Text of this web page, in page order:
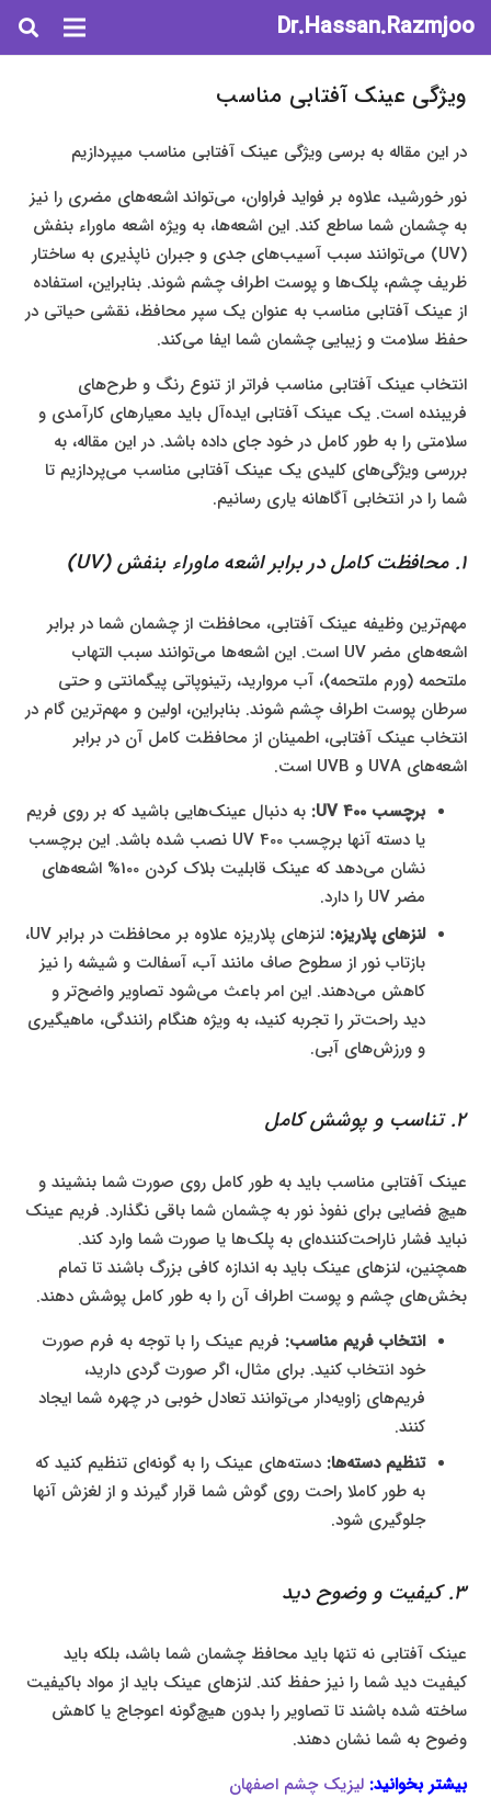
Dr.Hassan.Razmjoo
ویژگی عینک آفتابی مناسب
در این مقاله به برسی ویژگی عینک آفتابی مناسب میپردازیم
نور خورشید، علاوه بر فواید فراوان، می‌تواند اشعه‌های مضری را نیز
به چشمان شما ساطع کند. این اشعه‌ها، به ویژه اشعه ماوراء بنفش
(UV) می‌توانند سبب آسیب‌های جدی و جبران ناپذیری به ساختار
ظریف چشم، پلک‌ها و پوست اطراف چشم شوند. بنابراین، استفاده
از عینک آفتابی مناسب به عنوان یک سپر محافظ، نقشی حیاتی در
حفظ سلامت و زیبایی چشمان شما ایفا می‌کند.
انتخاب عینک آفتابی مناسب فراتر از تنوع رنگ و طرح‌های
فریبنده است. یک عینک آفتابی ایده‌آل باید معیارهای کارآمدی و
سلامتی را به طور کامل در خود جای داده باشد. در این مقاله، به
بررسی ویژگی‌های کلیدی یک عینک آفتابی مناسب می‌پردازیم تا
شما را در انتخابی آگاهانه یاری رسانیم.
1. محافظت کامل در برابر اشعه ماوراء بنفش (UV)
مهم‌ترین وظیفه عینک آفتابی، محافظت از چشمان شما در برابر
اشعه‌های مضر UV است. این اشعه‌ها می‌توانند سبب التهاب
ملتحمه (ورم ملتحمه)، آب مروارید، رتینوپاتی پیگمانتی و حتی
سرطان پوست اطراف چشم شوند. بنابراین، اولین و مهم‌ترین گام در
انتخاب عینک آفتابی، اطمینان از محافظت کامل آن در برابر
اشعه‌های UVA و UVB است.
برچسب UV 400:
به دنبال عینک‌هایی باشید که بر روی فریم
یا دسته آنها برچسب UV 400 نصب شده باشد. این برچسب
نشان می‌دهد که عینک قابلیت بلاک کردن 100% اشعه‌های
مضر UV را دارد.
لنزهای پلاریزه:
لنزهای پلاریزه علاوه بر محافظت در برابر UV،
بازتاب نور از سطوح صاف مانند آب، آسفالت و شیشه را نیز
کاهش می‌دهند. این امر باعث می‌شود تصاویر واضح‌تر و
دید راحت‌تر را تجربه کنید، به ویژه هنگام رانندگی، ماهیگیری
و ورزش‌های آبی.
2. تناسب و پوشش کامل
عینک آفتابی مناسب باید به طور کامل روی صورت شما بنشیند و
هیچ فضایی برای نفوذ نور به چشمان شما باقی نگذارد. فریم عینک
نباید فشار ناراحت‌کننده‌ای به پلک‌ها یا صورت شما وارد کند.
همچنین، لنزهای عینک باید به اندازه کافی بزرگ باشند تا تمام
بخش‌های چشم و پوست اطراف آن را به طور کامل پوشش دهند.
انتخاب فریم مناسب: فریم عینک را با توجه به فرم صورت
خود انتخاب کنید. برای مثال، اگر صورت گردی دارید،
فریم‌های زاویه‌دار می‌توانند تعادل خوبی در چهره شما ایجاد
کنند.
تنظیم دسته‌ها: دسته‌های عینک را به گونه‌ای تنظیم کنید که
به طور کاملا راحت روی گوش شما قرار گیرند و از لغزش آنها
جلوگیری شود.
3. کیفیت و وضوح دید
عینک آفتابی نه تنها باید محافظ چشمان شما باشد، بلکه باید
کیفیت دید شما را نیز حفظ کند. لنزهای عینک باید از مواد باکیفیت
ساخته شده باشند تا تصاویر را بدون هیچ‌گونه اعوجاج یا کاهش
وضوح به شما نشان دهند.
بیشتر بخوانید: لیزیک چشم اصفهان